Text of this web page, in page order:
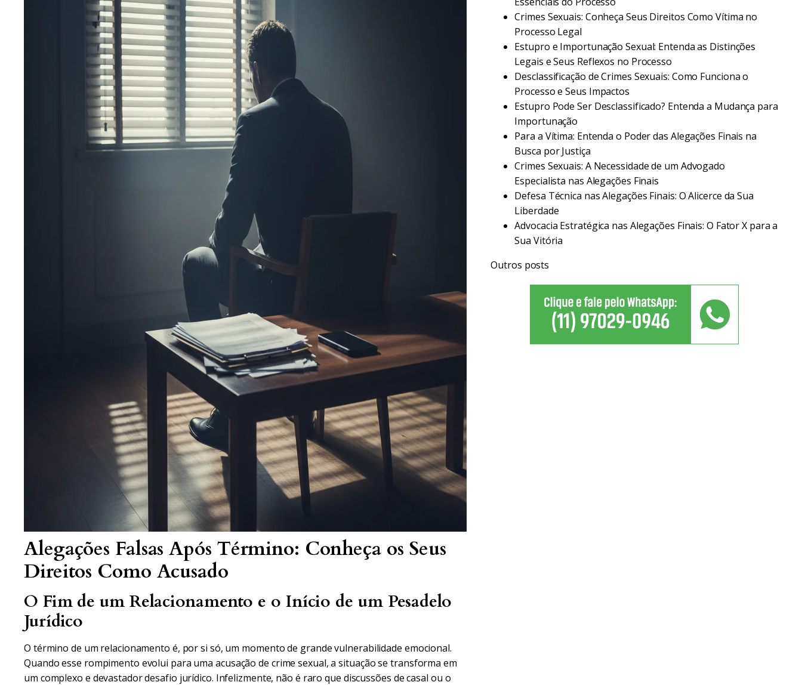
Alegações Falsas Após Término: Conheça os Seus
Direitos Como Acusado
O Fim de um Relacionamento e o Início de um Pesadelo
Jurídico
O término de um relacionamento é, por si só, um momento de grande vulnerabilidade emocional.
Quando esse rompimento evolui para uma acusação de crime sexual, a situação se transforma em
um complexo e devastador desafio jurídico. Infelizmente, não é raro que discussões de casal ou o
Crimes Sexuais: Conheça Seus Direitos Como Vítima no
Processo Legal
Estupro e Importunação Sexual: Entenda as Distinções
Legais e Seus Reflexos no Processo
Desclassificação de Crimes Sexuais: Como Funciona o
Processo e Seus Impactos
Estupro Pode Ser Desclassificado? Entenda a Mudança para
Importunação
Para a Vítima: Entenda o Poder das Alegações Finais na
Busca por Justiça
Crimes Sexuais: A Necessidade de um Advogado
Especialista nas Alegações Finais
Defesa Técnica nas Alegações Finais: O Alicerce da Sua
Liberdade
Advocacia Estratégica nas Alegações Finais: O Fator X para a
Sua Vitória
Outros posts